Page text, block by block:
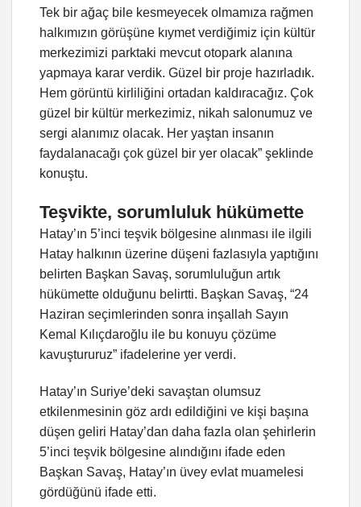
Tek bir ağaç bile kesmeyecek olmamıza rağmen
halkımızın görüşüne kıymet verdiğimiz için kültür
merkezimizi parktaki mevcut otopark alanına
yapmaya karar verdik. Güzel bir proje hazırladık.
Hem görüntü kirliliğini ortadan kaldıracağız. Çok
güzel bir kültür merkezimiz, nikah salonumuz ve
sergi alanımız olacak. Her yaştan insanın
faydalanacağı çok güzel bir yer olacak” şeklinde
konuştu.
Teşvikte, sorumluluk hükümette
Hatay’ın 5’inci teşvik bölgesine alınması ile ilgili
Hatay halkının üzerine düşeni fazlasıyla yaptığını
belirten Başkan Savaş, sorumluluğun artık
hükümette olduğunu belirtti. Başkan Savaş, “24
Haziran seçimlerinden sonra inşallah Sayın
Kemal Kılıçdaroğlu ile bu konuyu çözüme
kavuştururuz” ifadelerine yer verdi.
Hatay’ın Suriye’deki savaştan olumsuz
etkilenmesinin göz ardı edildiğini ve kişi başına
düşen geliri Hatay’dan daha fazla olan şehirlerin
5’inci teşvik bölgesine alındığını ifade eden
Başkan Savaş, Hatay’ın üvey evlat muamelesi
gördüğünü ifade etti.